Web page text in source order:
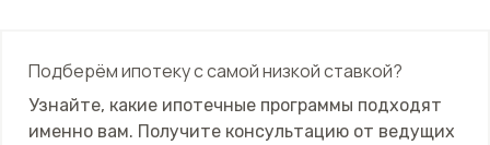
Подберём ипотеку с самой низкой ставкой?
Узнайте, какие ипотечные программы подходят
именно вам. Получите консультацию от ведущих